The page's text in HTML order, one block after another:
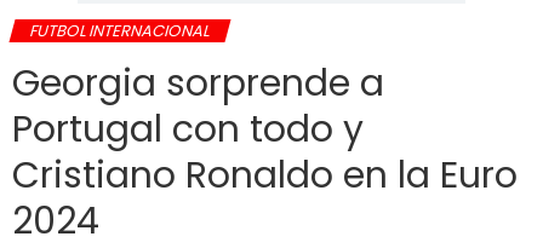
FUTBOL INTERNACIONAL
Georgia sorprende a
Portugal con todo y
Cristiano Ronaldo en la Euro
2024